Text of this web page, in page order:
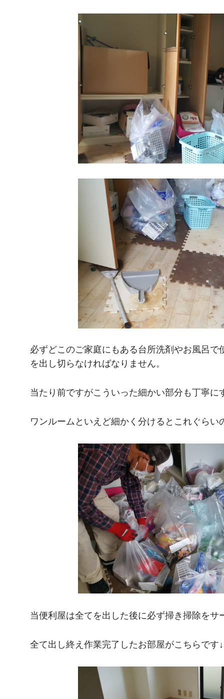
必ずどこのご家庭にもある台所洗剤やお風呂
を出し切らなければなりません。
当たり前ですがこういった細かい部分も丁寧に
ワンルームといえど細かく分けるとこれぐらい
当便利屋は全てを出した後に必ず掃き掃除をサ
全て出し終え作業完了したお部屋がこちらです